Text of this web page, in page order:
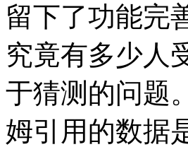
留下了功能完
究竟有多少人
于猜测的问题
姆引用的数据